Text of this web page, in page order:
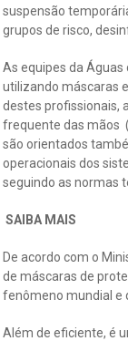
suspensão
grupos de risco,
As equipes da
utilizando máscaras
destes profissionais,
frequente das mãos
são orientados
operacionais dos
seguindo as normas
SAIBA MAIS
De acordo com o
de máscaras de
fenômeno mundial e
Além de eficiente, é